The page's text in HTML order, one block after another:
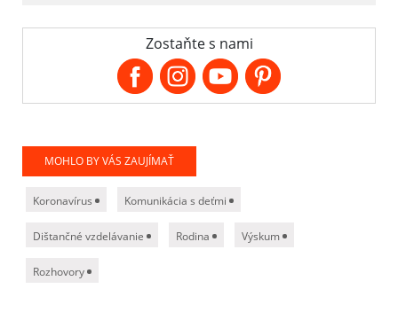
Zostaňte s nami
MOHLO BY VÁS ZAUJÍMAŤ
Koronavírus Komunikácia s deťmi
Dištančné vzdelávanie Rodina Výskum
Rozhovory